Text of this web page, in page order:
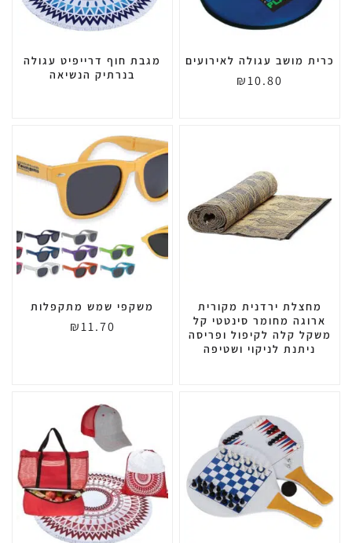
כרית מושב עגולה לאירועים
₪10.80
מגבת חוף דרייפיט עגולה
בנרתיק הנשיאה
מחצלת ירדנית מקורית
ארוגה מחומר סינטטי קל
משקל קלה לקיפול ופריסה
ניתנת לניקוי ושטיפה
משקפי שמש מתקפלות
₪11.70